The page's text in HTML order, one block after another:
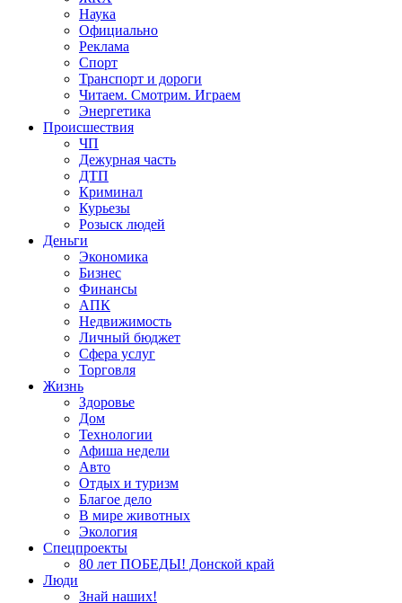
Наука
Официально
Реклама
Спорт
Транспорт и дороги
Читаем. Смотрим. Играем
Энергетика
Происшествия
ЧП
Дежурная часть
ДТП
Криминал
Курьезы
Розыск людей
Деньги
Экономика
Бизнес
Финансы
АПК
Недвижимость
Личный бюджет
Сфера услуг
Торговля
Жизнь
Здоровье
Дом
Технологии
Афиша недели
Авто
Отдых и туризм
Благое дело
В мире животных
Экология
Спецпроекты
80 лет ПОБЕДЫ! Донской край
Люди
Знай наших!